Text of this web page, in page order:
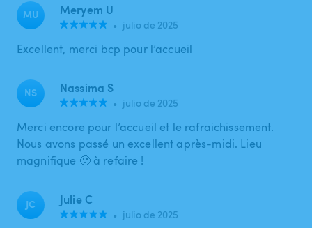
MU Meryem U
• julio de 2025
Excellent, merci bcp pour l’accueil
NS Nassima S
• julio de 2025
Merci encore pour l’accueil et le rafraichissement.
Nous avons passé un excellent après-midi. Lieu
magnifique 🙂 à refaire !
JC Julie C
• julio de 2025